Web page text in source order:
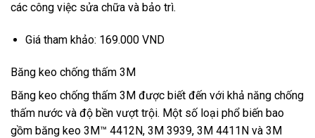
các công việc sửa chữa và bảo trì.
Giá tham khảo: 169.000 VND
Băng keo chống thấm 3M
Băng keo chống thấm 3M được biết đến với khả năng chống
thấm nước và độ bền vượt trội. Một số loại phổ biến bao
gồm băng keo 3M™ 4412N, 3M 3939, 3M 4411N và 3M